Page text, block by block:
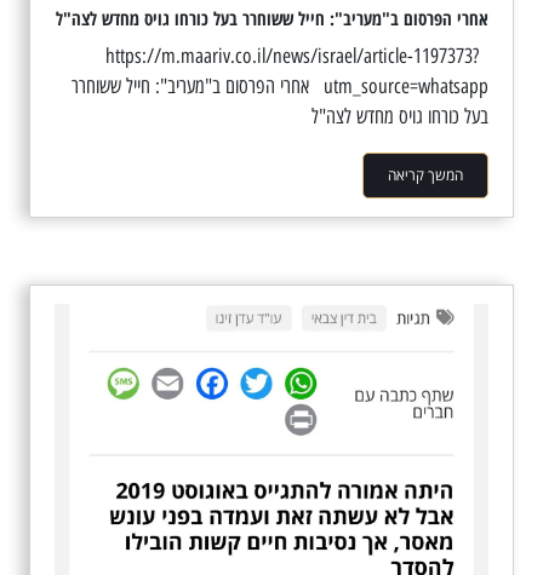
אחרי הפרסום ב"מעריב": חייל ששוחרר בעל כורחו גויס מחדש לצה"ל
https://m.maariv.co.il/news/israel/article-1197373?
utm_source=whatsapp אחרי הפרסום ב"מעריב": חייל ששוחרר
בעל כורחו גויס מחדש לצה"ל
המשך קריאה